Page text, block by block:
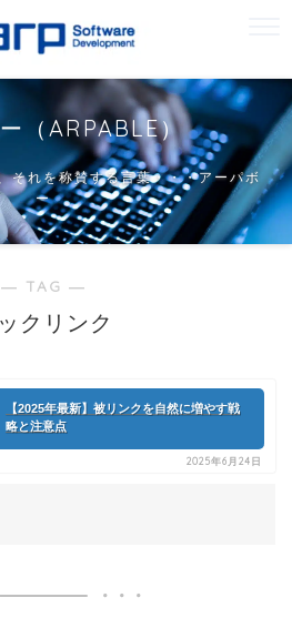
（ARPABLE）
それを称賛する言葉・・・アーパボ
ー
― TAG ―
クリンク
【2025年最新】被リンクを自然に増やす戦
略と注意点
2025年6月24日